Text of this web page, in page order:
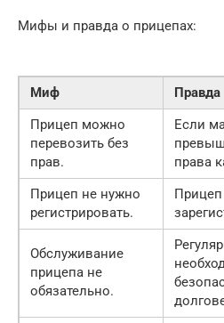
Мифы и правда о прицепах:
Миф
Правда
Прицеп можно
перевозить без
прав.
Если
права
Прицеп не нужно
регистрировать.
Обслуживание
прицепа не
обязательно.